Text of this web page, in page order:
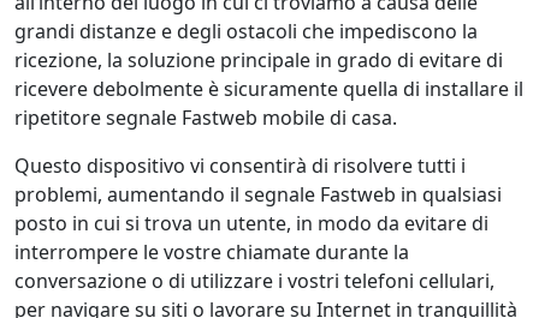
grandi distanze e degli ostacoli che impediscono la
ricezione, la soluzione principale in grado di evitare di
ricevere debolmente è sicuramente quella di installare il
ripetitore segnale Fastweb mobile di casa.
Questo dispositivo vi consentirà di risolvere tutti i
problemi, aumentando il segnale Fastweb in qualsiasi
posto in cui si trova un utente, in modo da evitare di
interrompere le vostre chiamate durante la
conversazione o di utilizzare i vostri telefoni cellulari,
per navigare su siti o lavorare su Internet in tranquillità